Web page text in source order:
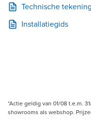
Technische tekening
Installatiegids
*Actie geldig van 01/08 t.e.m.
showrooms als webshop.